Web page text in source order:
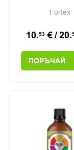
Fortex
10.53 €/20.
ПОРЪЧАЙ